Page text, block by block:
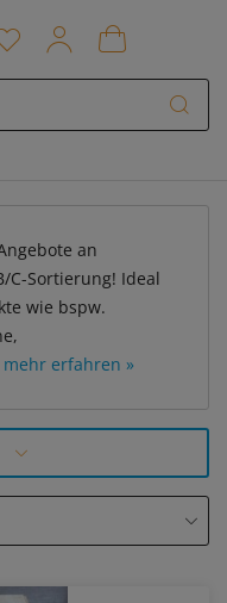
an
C-Sortierung! Ideal
wie bspw.
mehr erfahren »